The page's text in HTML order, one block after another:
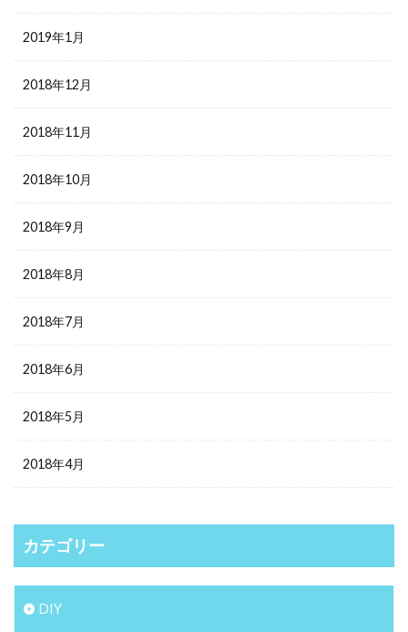
2019年1月
2018年12月
2018年11月
2018年10月
2018年9月
2018年8月
2018年7月
2018年6月
2018年5月
2018年4月
カテゴリー
DIY